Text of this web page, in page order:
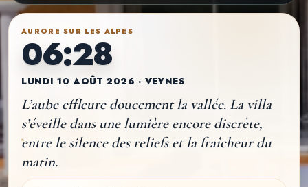
AURORE SUR LES ALPES
06:28
LUNDI 10 AOÛT 2026 · VEYNES
L’aube effleure doucement la vallée. La villa
s’éveille dans une lumière encore discrète,
entre le silence des reliefs et la fraîcheur du
matin.